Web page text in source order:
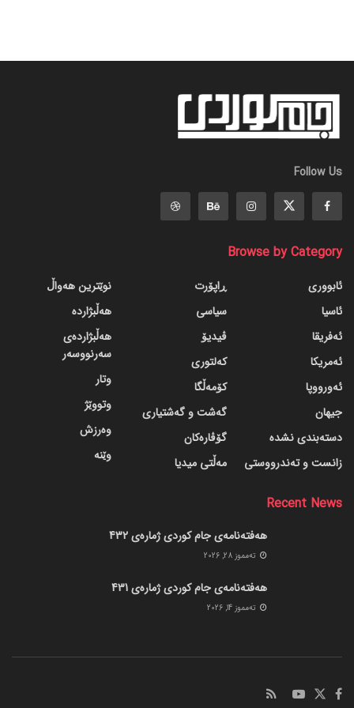
Follow Us
Browse by Category
ئابووری
ئاسیا
ئەفریقا
ئەمریکا
ئەورووپا
جیهان
دسته‌بندی نشده
زانست و تەندرووستی
ڕاپۆرت
سیاسی
ڤیدیۆ
کەلتوری
کۆمەڵگا
گه‌شت و گه‌شتیاری
گۆڤاره‌کان
مەڵتی میدیا
نوێترین هەواڵ
هەڵبژاردە
هەڵبژاردەی
سەرنووسەر
وتار
وتووێژ
وەرزش
وێنە
Recent News
هەفتەنامەی جام کوردی ژمارەی 432
ته‌مموز 28, 2026
هەفتەنامەی جام کوردی ژمارەی 431
ته‌مموز 14, 2026